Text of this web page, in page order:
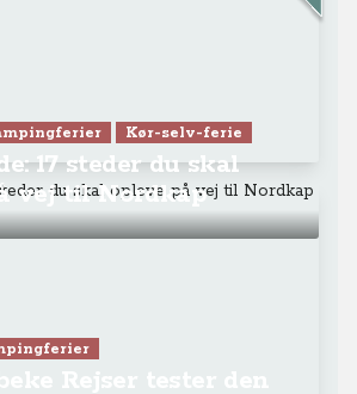
Kør-selv-ferie
17 steder du skal
vej til Nordkap